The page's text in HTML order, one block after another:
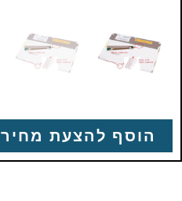
הוסף להצעת מחיר